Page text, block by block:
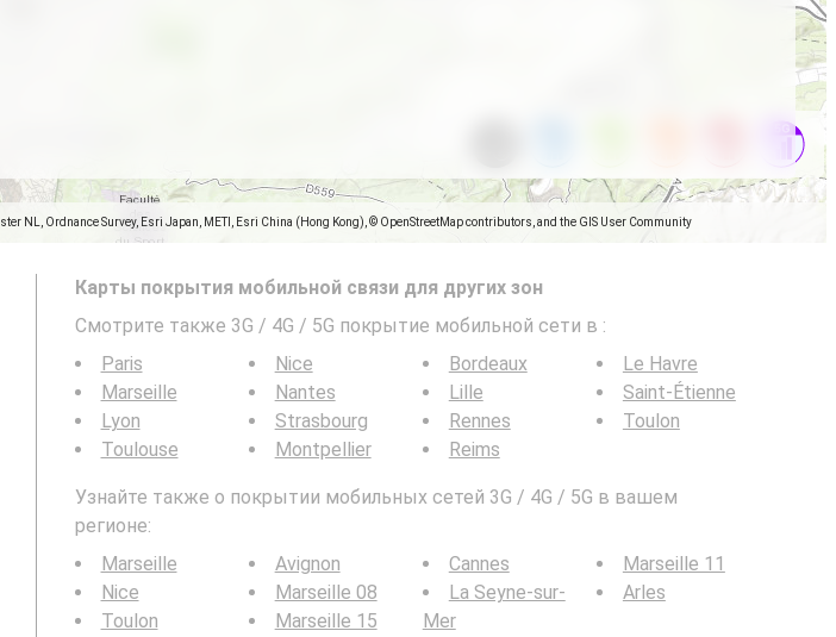
NL, Ordnance Survey, Esri Japan, METI, Esri China (Hong Kong), © OpenStreetMap contributors, and the GIS User Community
Карты покрытия мобильной связи для других зон
Смотрите также 3G / 4G / 5G покрытие мобильной сети в :
Paris
Marseille
Lyon
Toulouse
Nice
Nantes
Strasbourg
Montpellier
Bordeaux
Lille
Rennes
Reims
Le Havre
Saint-Étienne
Toulon
Узнайте также о покрытии мобильных сетей 3G / 4G / 5G в вашем
регионе:
Marseille
Nice
Toulon
Avignon
Marseille 08
Marseille 15
Cannes
La Seyne-sur-
Mer
Marseille 11
Arles